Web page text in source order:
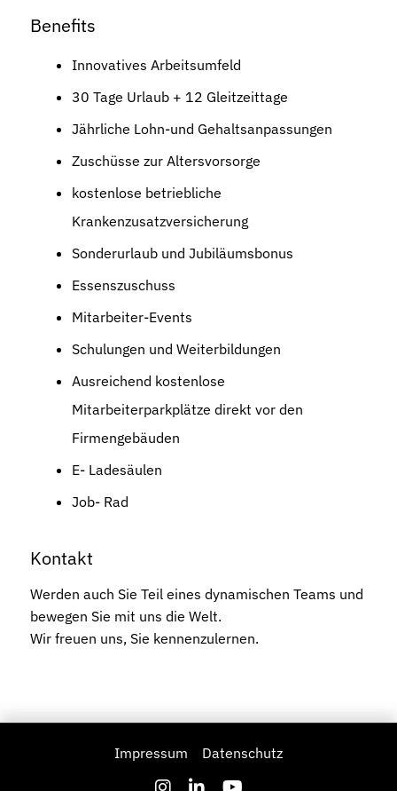
Benefits
Innovatives Arbeitsumfeld
30 Tage Urlaub + 12 Gleitzeittage
Jährliche Lohn-und Gehaltsanpassungen
Zuschüsse zur Altersvorsorge
kostenlose betriebliche
Krankenzusatzversicherung
Sonderurlaub und Jubiläumsbonus
Essenszuschuss
Mitarbeiter-Events
Schulungen und Weiterbildungen
Ausreichend kostenlose
Mitarbeiterparkplätze direkt vor den
Firmengebäuden
E- Ladesäulen
Job- Rad
Kontakt
Werden auch Sie Teil eines dynamischen Teams und
bewegen Sie mit uns die Welt.
Wir freuen uns, Sie kennenzulernen.
Impressum Datenschutz